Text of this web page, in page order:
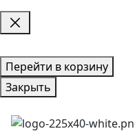
Перейти в корзину
Закрыть